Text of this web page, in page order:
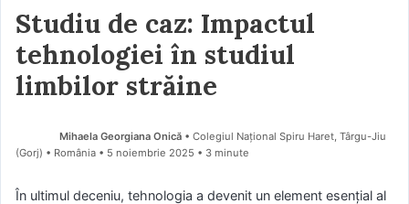
Studiu de caz: Impactul
tehnologiei în studiul
limbilor străine
Mihaela Georgiana Onică • Colegiul Național Spiru Haret, Târgu-Jiu
(Gorj) • România
5 noiembrie 2025 • 3 minute
În ultimul deceniu, tehnologia a devenit un element esențial al